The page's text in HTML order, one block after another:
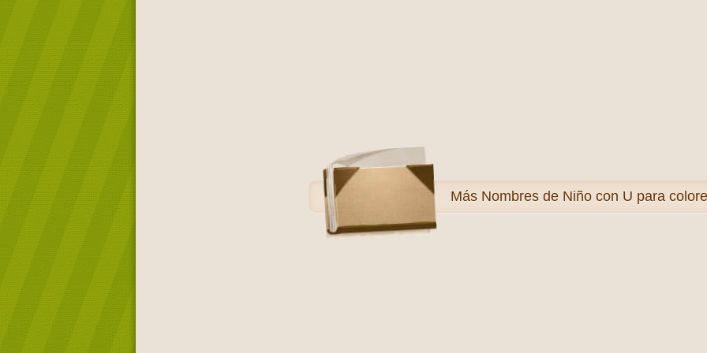
Más Nombres de Niño con U para